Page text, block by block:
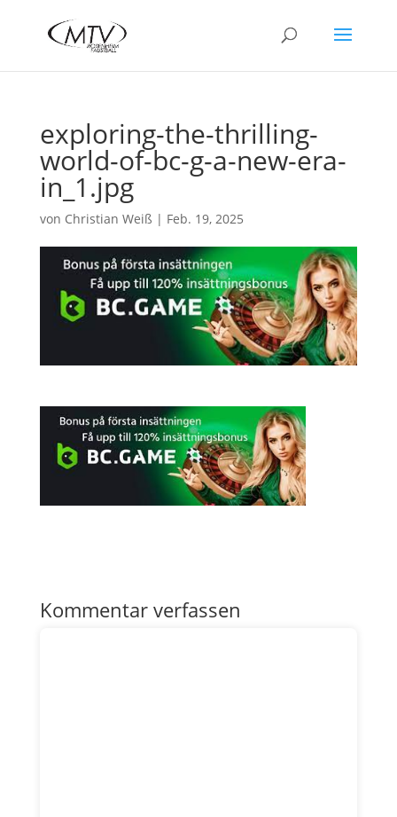
exploring-the-thrilling-
world-of-bc-g-a-new-era-
in_1.jpg
von Christian Weiß | Feb. 19, 2025
Kommentar verfassen